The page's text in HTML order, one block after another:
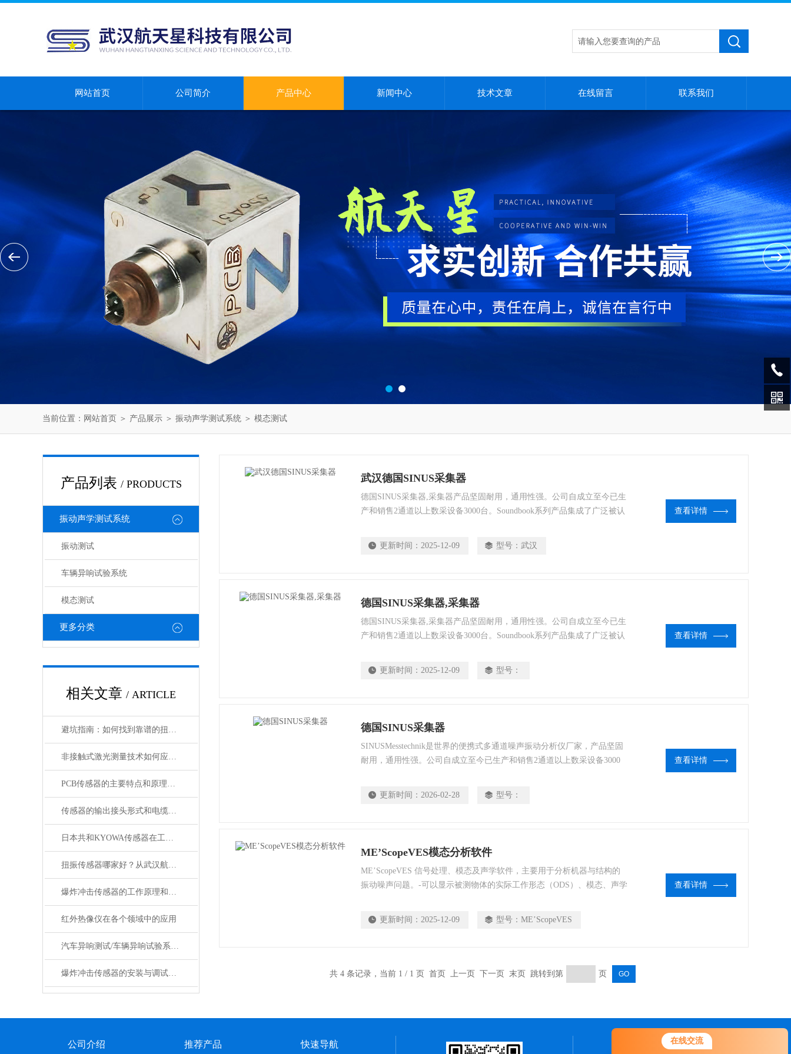
在线交流
网站首页 公司简介 产品中心 新闻中心 技术文章 在线留言 联系我们
当前位置： 网站首页 ＞ 产品展示 ＞ 振动声学测试系统 ＞ 模态测试
产品列表 / PRODUCTS
振动声学测试系统
振动测试
车辆异响试验系统
模态测试
更多分类
相关文章 / ARTICLE
避坑指南：如何找到靠谱的扭振传感器经销商及高性价比产品
非接触式激光测量技术如何应用于地质勘探和地质灾害监测？
PCB传感器的主要特点和原理是什么？
传感器的输出接头形式和电缆对测量信号的影响
日本共和KYOWA传感器在工业自动化中的作用
扭振传感器哪家好？从武汉航天星航天级品控看优质传感器供货商的遴选逻辑
爆炸冲击传感器的工作原理和特点介绍
红外热像仪在各个领域中的应用
汽车异响测试/车辆异响试验系统 /异响测试
爆炸冲击传感器的安装与调试注意事项
武汉德国SINUS采集器
德国SINUS采集器,采集器产品坚固耐用，通用性强。公司自成立至今已生
产和销售2通道以上数采设备3000台。Soundbook系列产品集成了广泛被认
极其可靠的实时分析手段。SoundBook是目前噪声振动测试领域内*通过
更新时间： 2025-12-09 型号： 武汉
查看详情
德国SINUS采集器,采集器
德国SINUS采集器,采集器产品坚固耐用，通用性强。公司自成立至今已生
产和销售2通道以上数采设备3000台。Soundbook系列产品集成了广泛被认
极其可靠的实时分析手段。SoundBook是目前噪声振动测试领域内*通过
更新时间： 2025-12-09 型号：
查看详情
德国SINUS采集器
SINUSMesstechnik是世界的便携式多通道噪声振动分析仪厂家，产品坚固
耐用，通用性强。公司自成立至今已生产和销售2通道以上数采设备3000
工业级计算Toughbook为现场作业提供了极其可靠的实时分析手段。
更新时间： 2026-02-28 型号：
查看详情
ME’ScopeVES模态分析软件
ME’ScopeVES 信号处理、模态及声学软件，主要用于分析机器与结构的
振动噪声问题。-可以显示被测物体的实际工作形态（ODS）、模态、声学
合适的产品...
更新时间： 2025-12-09 型号： ME’ScopeVES
查看详情
共 4 条记录，当前 1 / 1 页 首页 上一页 下一页 末页 跳转到第 页
公司介绍 推荐产品 快速导航
联系我们